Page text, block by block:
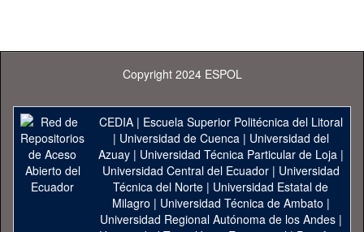
Copyright 2024 ESPOL
CEDIA| Escuela Superior Politécnica del Litoral
| Universidad de Cuenca| Universidad del
Azuay| Universidad Técnica Particular de Loja|
Universidad Central del Ecuador| Universidad
Técnica del Norte | Universidad Estatal de
Milagro | Universidad Técnica de Ambato |
Universidad Regional Autónoma de los Andes|